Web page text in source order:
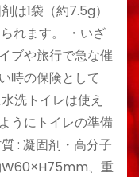
は1袋（約7.5g）
れます。 ・いざ
ブや旅行で急な催
時の保険として
洗トイレは使え
うにトイレの準備
: 凝固剤・高分子
W60×H75mm、重